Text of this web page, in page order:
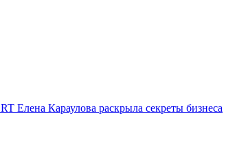
Елена Караулова раскрыла секреты бизнеса